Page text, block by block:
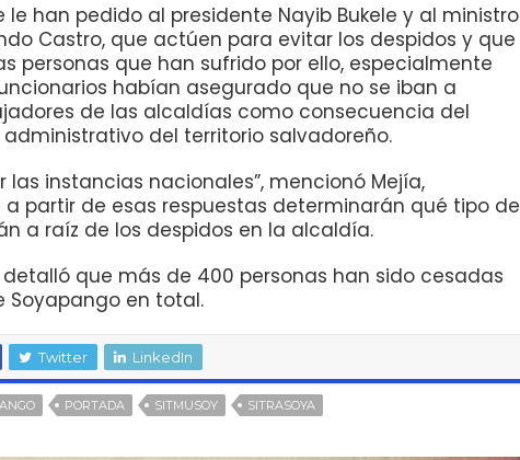
le han pedido al presidente Nayib Bukele y al ministro
Castro, que actúen para evitar los despidos y que
personas que han sufrido por ello, especialmente
habían asegurado que no se iban a
de las alcaldías como consecuencia del
del territorio salvadoreño.
las instancias nacionales”, mencionó Mejía,
partir de esas respuestas determinarán qué tipo de
a raíz de los despidos en la alcaldía.
que más de 400 personas han sido cesadas
Soyapango en total.
Twitter LinkedIn
PORTADA SITMUSOY SITRASOYA